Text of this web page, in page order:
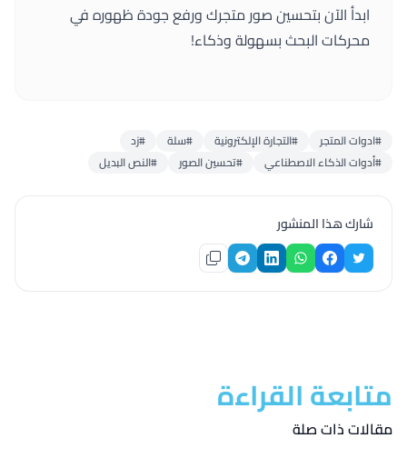
ابدأ الآن بتحسين صور متجرك ورفع جودة ظهوره في
محركات البحث بسهولة وذكاء!
#ادوات المتجر #التجارة الإلكترونية #سلة
#زد
#أدوات الذكاء الاصطناعي
#تحسين الصور #النص البديل
شارك هذا المنشور
متابعة القراءة
مقالات ذات صلة